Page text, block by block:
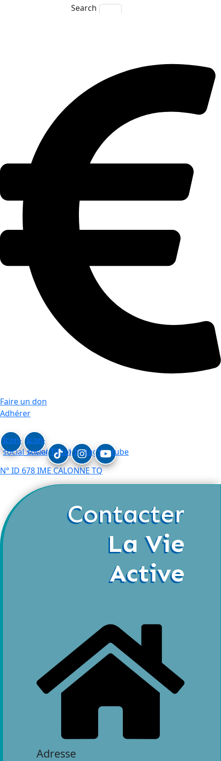
Faire un don
Adhérer
Icon-
social_linkedin
Icon-
social_facebook
TiktokInstagramYoutube
Search
N° ID 678 IME CALONNE TQ
Contacter
La Vie
Active
Adresse